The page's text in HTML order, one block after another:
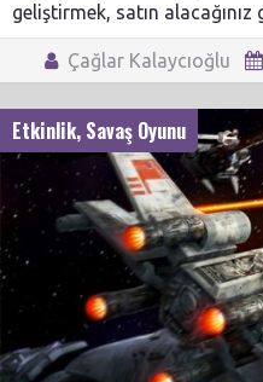
geliştirmek, satın
Çağlar Kalaycıoğlu
Etkinlik, Savaş Oyunu